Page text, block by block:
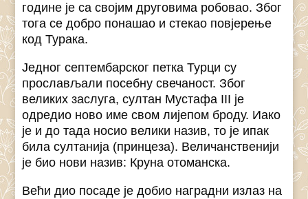
године је са својим друговима робовао. Због
тога се добро понашао и стекао повјерење
код Турака.
Једног септембарског петка Турци су
прослављали посебну свечаност. Због
великих заслуга, султан Мустафа III је
одредио ново име свом лијепом броду. Иако
је и до тада носио велики назив, то је ипак
била султанија (принцеза). Величанственији
је био нови назив: Круна отоманска.
Већи дио посаде је добио наградни излаз на